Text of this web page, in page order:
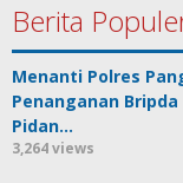
Berita
Menanti Polres
Penanganan
Pidan…
3,264 views